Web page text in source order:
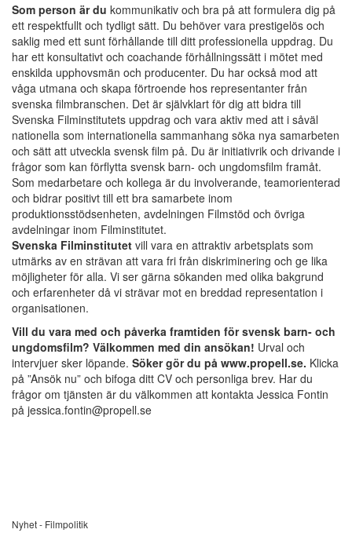
Som person är du kommunikativ och bra på att formulera dig på
ett respektfullt och tydligt sätt. Du behöver vara prestigelös och
saklig med ett sunt förhållande till ditt professionella uppdrag. Du
har ett konsultativt och coachande förhållningssätt i mötet med
enskilda upphovsmän och producenter. Du har också mod att
våga utmana och skapa förtroende hos representanter från
svenska filmbranschen. Det är självklart för dig att bidra till
Svenska Filminstitutets uppdrag och vara aktiv med att i såväl
nationella som internationella sammanhang söka nya samarbeten
och sätt att utveckla svensk film på. Du är initiativrik och drivande i
frågor som kan förflytta svensk barn- och ungdomsfilm framåt.
Som medarbetare och kollega är du involverande, teamorienterad
och bidrar positivt till ett bra samarbete inom
produktionsstödsenheten, avdelningen Filmstöd och övriga
avdelningar inom Filminstitutet.
Svenska Filminstitutet vill vara en attraktiv arbetsplats som
utmärks av en strävan att vara fri från diskriminering och ge lika
möjligheter för alla. Vi ser gärna sökanden med olika bakgrund
och erfarenheter då vi strävar mot en breddad representation i
organisationen.
Vill du vara med och påverka framtiden för svensk barn- och
ungdomsfilm? Välkommen med din ansökan! Urval och
intervjuer sker löpande. Söker gör du på www.propell.se. Klicka
på ”Ansök nu” och bifoga ditt CV och personliga brev. Har du
frågor om tjänsten är du välkommen att kontakta Jessica Fontin
på jessica.fontin@propell.se
Nyhet - Filmpolitik